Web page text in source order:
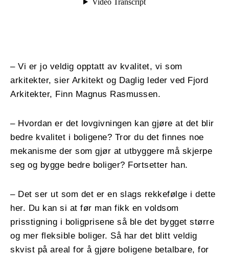
– Vi er jo veldig opptatt av kvalitet, vi som
arkitekter, sier Arkitekt og Daglig leder ved Fjord
Arkitekter, Finn Magnus Rasmussen.
– Hvordan er det lovgivningen kan gjøre at det blir
bedre kvalitet i boligene? Tror du det finnes noe
mekanisme der som gjør at utbyggere må skjerpe
seg og bygge bedre boliger? Fortsetter han.
– Det ser ut som det er en slags rekkefølge i dette
her. Du kan si at før man fikk en voldsom
prisstigning i boligprisene så ble det bygget større
og mer fleksible boliger. Så har det blitt veldig
skvist på areal for å gjøre boligene betalbare, for